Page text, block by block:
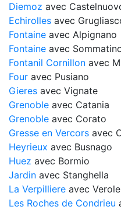
Diemoz avec
Echirolles avec
Fontaine avec Alpignano
Fontaine avec
Fontanil Cornillon avec
Four avec Pusiano
Gieres avec Vignate
Grenoble avec Catania
Grenoble avec Corato
Gresse en Vercors avec
Heyrieux avec Busnago
Huez avec Bormio
Jardin avec Stanghella
La Verpilliere avec
Les Roches de Condrieu